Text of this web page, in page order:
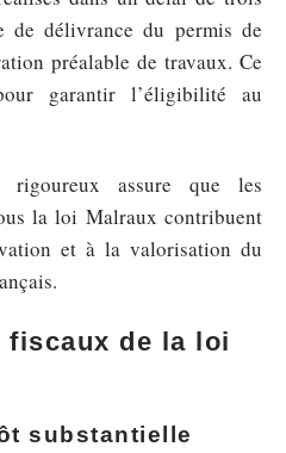
de délivrance du permis de
préalable de travaux. Ce
garantir l’éligibilité au
rigoureux assure que les
la loi Malraux contribuent
et à la valorisation du
fiscaux de la loi
substantielle